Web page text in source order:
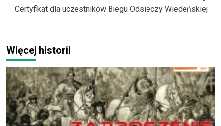
Certyfikat dla uczestników Biegu Odsieczy Wiedeńskiej
Więcej historii